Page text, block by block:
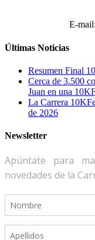
E-mail:
Últimas Noticias
Resumen Final
Cerca de 3.500
Juan en una
La Carrera
de 2026
Newsletter